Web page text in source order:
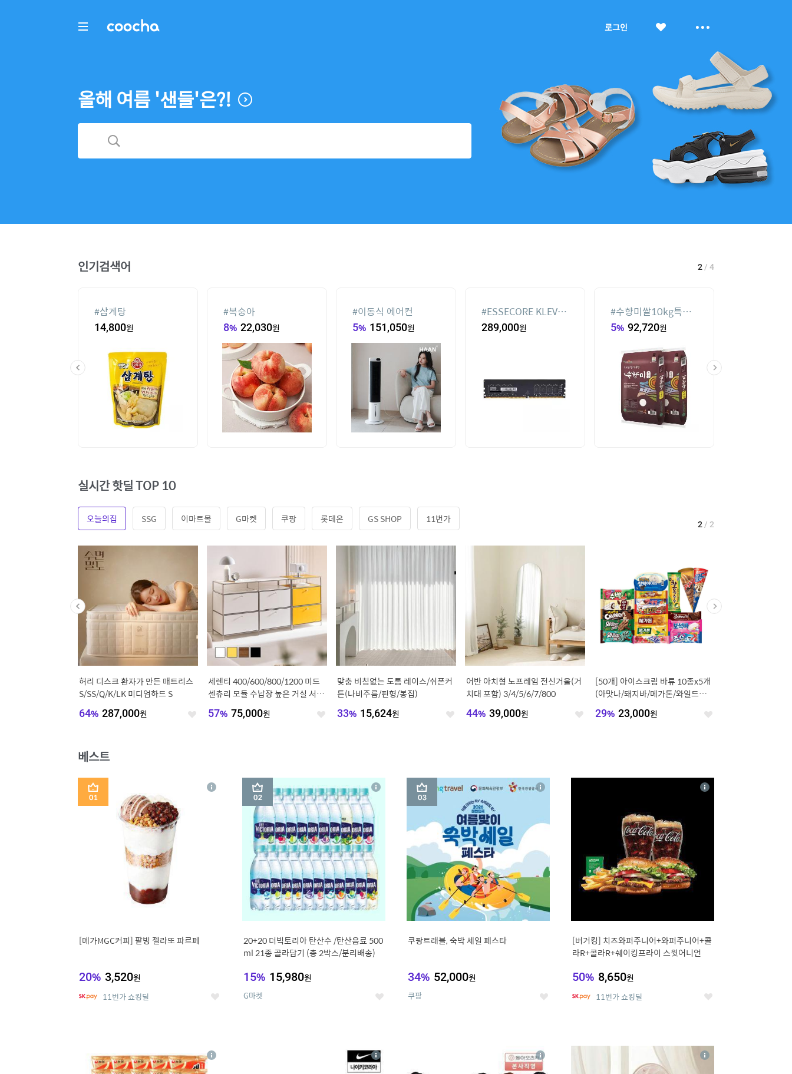
COOCHA 로그인 보
올해 여름 '샌들'은?!
인기검색어
#삼계탕
14,800원
#복숭아
8% 22,030원
#이동식 에어컨
5% 151,050원
#ESSECORE KLEVV
DDR4-3200 CL22
289,000원
#수향미쌀10kg특등
급
5% 92,720원
2 / 4
실시간 핫딜 TOP 10
오늘의집 SSG 이마트몰 G마켓 쿠팡 롯데온 GS SHOP 11번가
허리 디스크 환자가 만든 매트리스
S/SS/Q/K/LK 미디엄하드 S
64% 287,000원 좋
세렌티 400/600/800/1200 미드
센츄리 모듈 수납장 높은 거실 서랍
57% 75,000원 좋
맞춤 비침없는 도톰 레이스/쉬폰커
튼(나비주름/핀형/봉집)
33% 15,624원 좋
어반 아치형 노프레임 전신거울(거
치대 포함) 3/4/5/6/7/800
44% 39,000원 좋
[50개] 아이스크림 바류 10종x5개
(아맛나/돼지바/메가톤/와일드바
29% 23,000원 좋
2 / 2
베스트
1
[메가MGC커피] 팥빙 젤라또 파르페
20% 3,520원
11번가 쇼킹딜 좋
상
2
20+20 더빅토리아 탄산수 /탄산음료 500
ml 21종 골라담기 (총 2박스/분리배송)
15% 15,980원
G마켓 좋
상
3
쿠팡트래블, 숙박 세일 페스타
34% 52,000원
쿠팡 좋
상
4
[버거킹] 치즈와퍼주니어+와퍼주니어+콜
라R+콜라R+쉐이킹프라이 스윗어니언
50% 8,650원
11번가 쇼킹딜 좋
상
상 상
세
상
세
8
상